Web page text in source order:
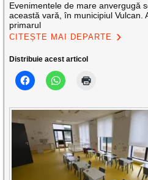
Evenimentele de mare anvergugă
această vară, în municipiul Vulcan.
primarul
CITEȘTE MAI DEPARTE
Distribuie acest articol